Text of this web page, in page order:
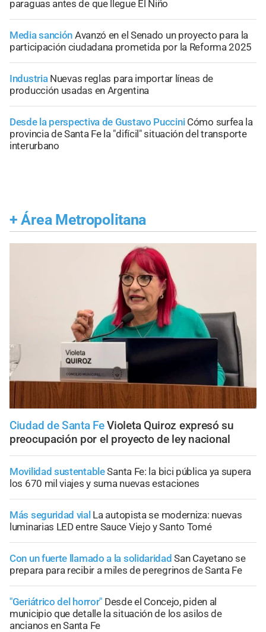
paraguas antes de que llegue El Niño
Media sanción Avanzó en el Senado un proyecto para la
participación ciudadana prometida por la Reforma 2025
Industria Nuevas reglas para importar líneas de
producción usadas en Argentina
Desde la perspectiva de Gustavo Puccini Cómo surfea la
provincia de Santa Fe la "difícil" situación del transporte
interurbano
+ Área Metropolitana
Ciudad de Santa Fe Violeta Quiroz expresó su
preocupación por el proyecto de ley nacional
Movilidad sustentableSanta Fe: la bici pública ya supera
los 670 mil viajes y suma nuevas estaciones
Más seguridad vial La autopista se moderniza: nuevas
luminarias LED entre Sauce Viejo y Santo Tomé
Con un fuerte llamado a la solidaridad San Cayetano se
prepara para recibir a miles de peregrinos de Santa Fe
"Geriátrico del horror" Desde el Concejo, piden al
municipio que detalle la situación de los asilos de
ancianos en Santa Fe